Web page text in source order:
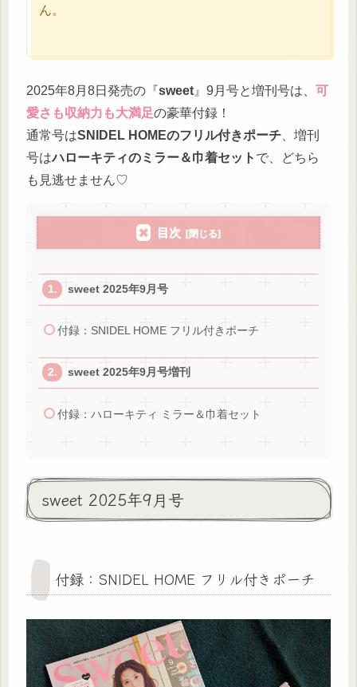
ん。
2025年8月8日発売の『sweet 』9月号と増刊号は、 可
愛さも収納力も大満足の豪華付録！
通常号はSNIDEL HOMEのフリル付きポーチ 、増刊
号はハローキティのミラー＆巾着セット で、どちら
も見逃せません♡
目次
sweet 2025年9月号
付録：SNIDEL HOME フリル付きポーチ
sweet 2025年9月号増刊
付録：ハローキティ ミラー＆巾着セット
sweet 2025年9月号
付録：SNIDEL HOME フリル付きポーチ